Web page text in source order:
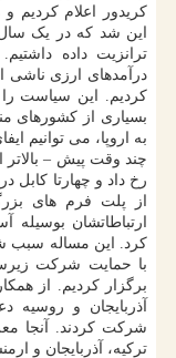
کریدور اعلام کردیم
ترانزیت داده
درآمدهای ارزی ناشی
کردیم. این سیاست
بسیاری از کشورهای
به اروپا، می توانیم
چند وقت پیش –
رخ داد و چهارتا کابل
از پلت فرم های
ارتباطاتشان بوسیله
با حمایت شرکت
برگزار کردیم. از
آذربایجان و روسیه
شرکت کردند. آنجا
ترکیه، آذربایجان و